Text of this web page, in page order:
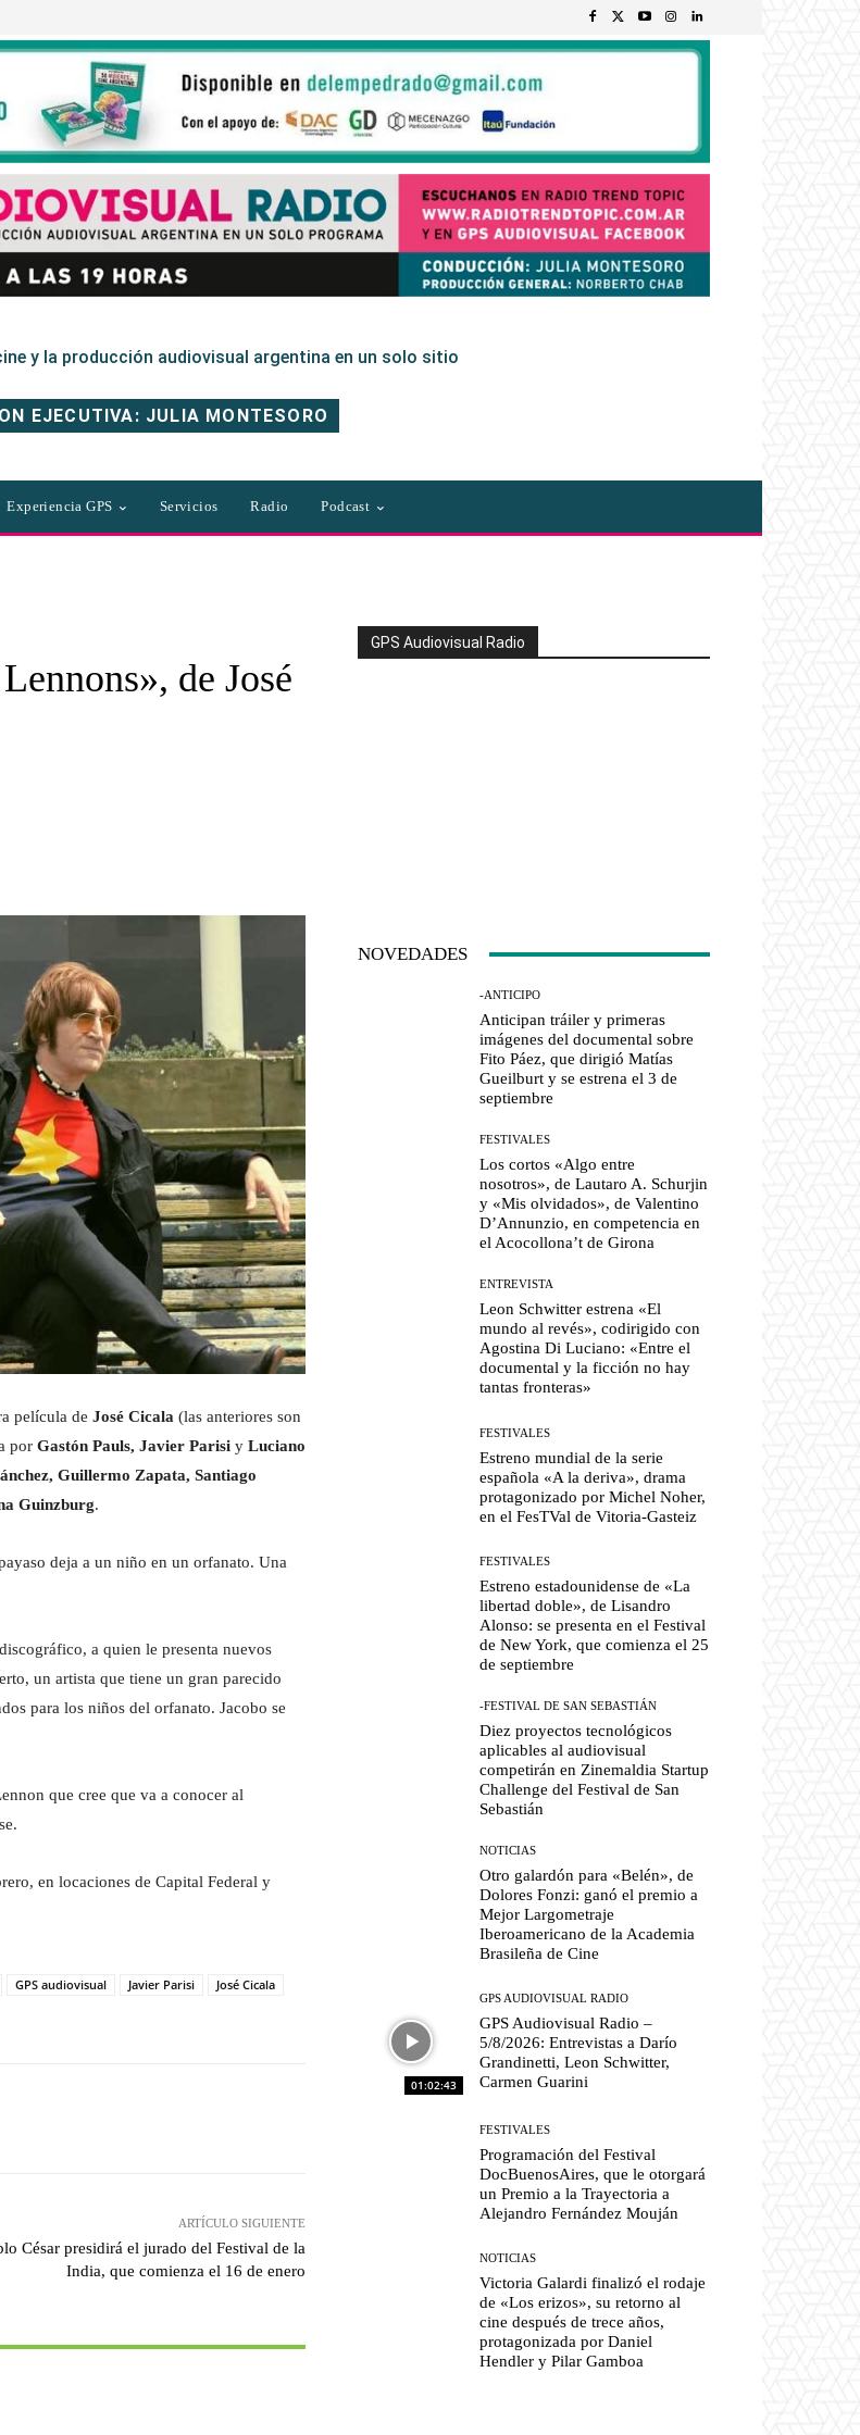
y la producción audiovisual argentina en un solo sitio
EJECUTIVA: JULIA MONTESORO
Experiencia GPS Servicios Radio Podcast
de José
película de José Cicala (las anteriores son
por Gastón Pauls, Javier Parisi y Luciano
Guillermo Zapata, Santiago
Guinzburg.
deja a un niño en un orfanato. Una
a quien le presenta nuevos
un artista que tiene un gran parecido
para los niños del orfanato. Jacobo se
que cree que va a conocer al
en locaciones de Capital Federal y
GPS audiovisual Javier Parisi
José Cicala
ARTÍCULO SIGUIENTE
César presidirá el jurado del Festival de la
India, que comienza el 16 de enero
GPS Audiovisual Radio
NOVEDADES
-ANTICIPO
Anticipan tráiler y primeras
imágenes del documental sobre
Fito Páez, que dirigió Matías
Gueilburt y se estrena el 3 de
septiembre
FESTIVALES
Los cortos «Algo entre
nosotros», de Lautaro A. Schurjin
y «Mis olvidados», de Valentino
D’Annunzio, en competencia en
el Acocollona’t de Girona
ENTREVISTA
Leon Schwitter estrena «El
mundo al revés», codirigido con
Agostina Di Luciano: «Entre el
documental y la ficción no hay
tantas fronteras»
FESTIVALES
Estreno mundial de la serie
española «A la deriva», drama
protagonizado por Michel Noher,
en el FesTVal de Vitoria-Gasteiz
FESTIVALES
Estreno estadounidense de «La
libertad doble», de Lisandro
Alonso: se presenta en el Festival
de New York, que comienza el 25
de septiembre
-FESTIVAL DE SAN SEBASTIÁN
Diez proyectos tecnológicos
aplicables al audiovisual
competirán en Zinemaldia Startup
Challenge del Festival de San
Sebastián
NOTICIAS
Otro galardón para «Belén», de
Dolores Fonzi: ganó el premio a
Mejor Largometraje
Iberoamericano de la Academia
Brasileña de Cine
01:02:43
GPS AUDIOVISUAL RADIO
GPS Audiovisual Radio –
5/8/2026: Entrevistas a Darío
Grandinetti, Leon Schwitter,
Carmen Guarini
FESTIVALES
Programación del Festival
DocBuenosAires, que le otorgará
un Premio a la Trayectoria a
Alejandro Fernández Mouján
NOTICIAS
Victoria Galardi finalizó el rodaje
de «Los erizos», su retorno al
cine después de trece años,
protagonizada por Daniel
Hendler y Pilar Gamboa